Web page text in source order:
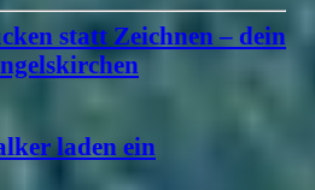
statt Zeichnen – dein
laden ein